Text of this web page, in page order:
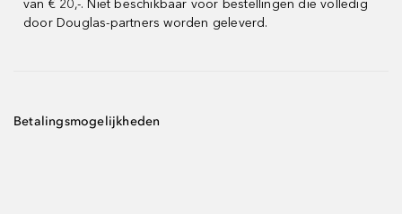
van € 20,-. Niet beschikbaar voor bestellingen die volledig
door Douglas-partners worden geleverd.
Betalingsmogelijkheden